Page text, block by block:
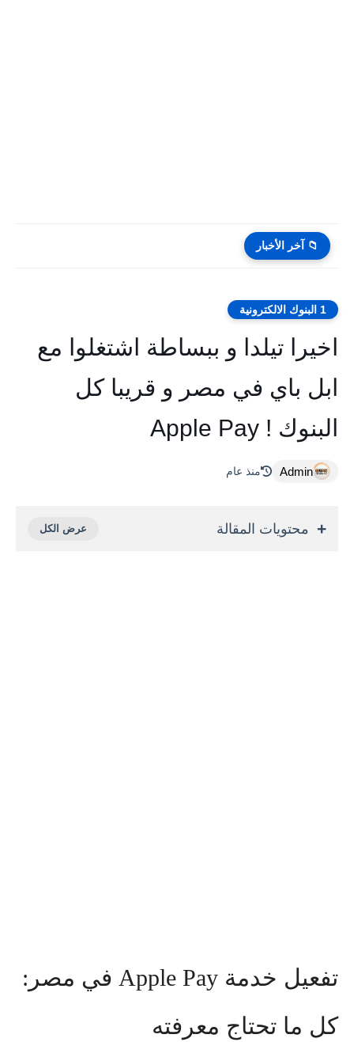
📁 آخر الأخبار
1 البنوك الالكترونية
اخيرا تيلدا و ببساطة اشتغلوا مع
ابل باي في مصر و قريبا كل
البنوك ! Apple Pay
Admin منذ عام
محتويات المقالة
تفعيل خدمة Apple Pay في مصر:
كل ما تحتاج معرفته